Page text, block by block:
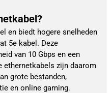
en biedt hogere snelheden
5e kabel. Deze
van 10 Gbps en een
ethernetkabels zijn daarom
grote bestanden,
en online gaming.